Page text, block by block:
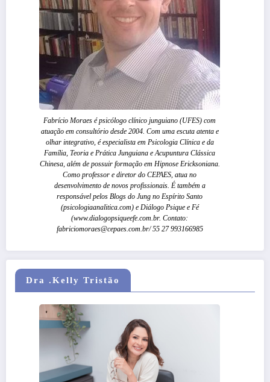
Fabrício Moraes é psicólogo clínico junguiano (UFES) com
atuação em consultório desde 2004. Com uma escuta atenta e
olhar integrativo, é especialista em Psicologia Clínica e da
Família, Teoria e Prática Junguiana e Acupuntura Clássica
Chinesa, além de possuir formação em Hipnose Ericksoniana.
Como professor e diretor do CEPAES, atua no
desenvolvimento de novos profissionais. É também a
responsável pelos Blogs do Jung no Espírito Santo
(psicologiaanalitica.com) e Diálogo Psique e Fé
(www.dialogopsiqueefe.com.br. Contato:
fabriciomoraes@cepaes.com.br/ 55 27 993166985
Dra .Kelly Tristão